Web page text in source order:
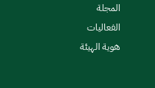
المجلة
الفعاليات
هوية الهيئة